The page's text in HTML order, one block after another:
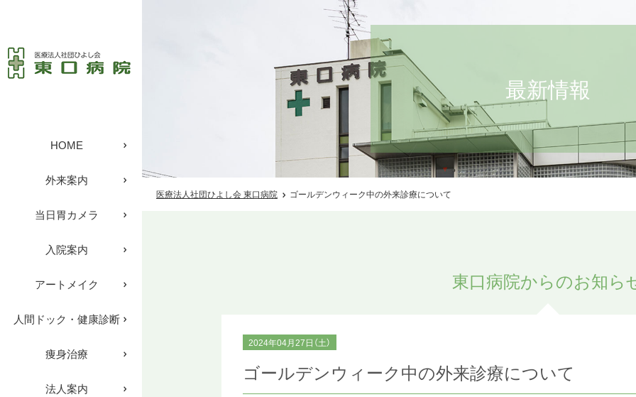
HOME
外来案内
当日胃カメラ
入院案内
アートメイク
人間ドック・健康診断
痩身治療
法人案内
最新情報
医療法人社団ひよし会 東口病院 ゴールデンウィーク中の外来診療について
東口病院からのお知ら
2024年04月27日（土）
ゴールデンウィーク中の外来診療について